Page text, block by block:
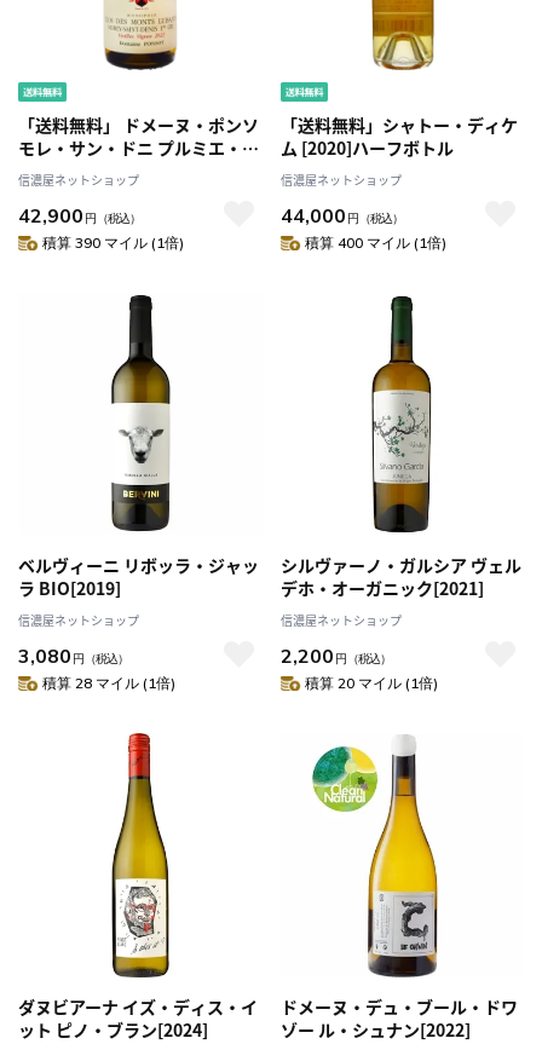
「送料無料」 ドメーヌ・ポンソ
モレ・サン・ドニ プルミエ・ク
リュ・ クロ・デ・モン・リュイ
ザン[2022]
信濃屋ネットショップ
42,900 円 （税込）
積算 390 マイル (1倍)
「送料無料」シャトー・ディケ
ム [2020]ハーフボトル
信濃屋ネットショップ
44,000 円 （税込）
積算 400 マイル (1倍)
ベルヴィーニ リボッラ・ジャッ
ラ BIO[2019]
信濃屋ネットショップ
3,080 円 （税込）
積算 28 マイル (1倍)
シルヴァーノ・ガルシア ヴェル
デホ・オーガニック[2021]
信濃屋ネットショップ
2,200 円 （税込）
積算 20 マイル (1倍)
ダヌビアーナ イズ・ディス・イ
ット ピノ・ブラン[2024]
ドメーヌ・デュ・ブール・ドワ
ゾー ル・シュナン[2022]